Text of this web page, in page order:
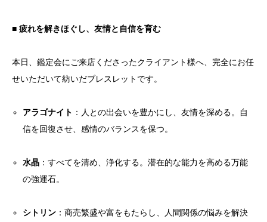
■ 疲れを解きほぐし、友情と自信を育む
本日、鑑定会にご来店くださったクライアント様へ、完全にお任
せいただいて紡いだブレスレットです。
アラゴナイト ：人との出会いを豊かにし、友情を深める。自
信を回復させ、感情のバランスを保つ。
水晶 ：すべてを清め、浄化する。潜在的な能力を高める万能
の強運石。
シトリン ：商売繁盛や富をもたらし、人間関係の悩みを解決